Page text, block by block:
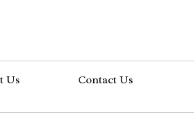
Us Contact Us